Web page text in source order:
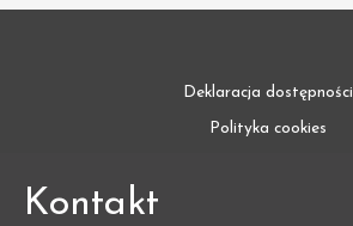
Deklaracja dostępności
Polityka cookies
Kontakt